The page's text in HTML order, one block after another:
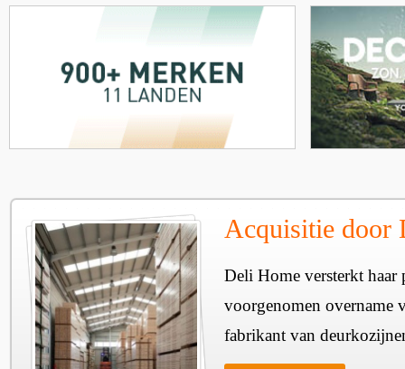
Acquisitie door
Deli Home versterkt haar
voorgenomen overname
fabrikant van